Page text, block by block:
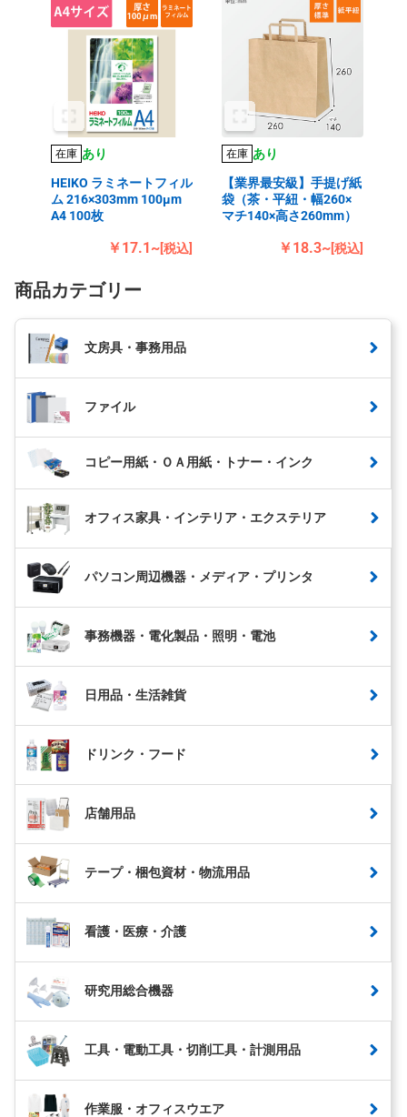
在庫 あり
HEIKO ラミネートフィル
ム 216×303mm 100μm
A4 100枚
￥17.1~[税込]
在庫 あり
【業界最安級】手提げ紙
袋（茶・平紐・幅260×
マチ140×高さ260mm）
￥18.3~[税込]
商品カテゴリー
文房具・事務用品
ファイル
コピー用紙・ＯＡ用紙・トナー・インク
オフィス家具・インテリア・エクステリア
パソコン周辺機器・メディア・プリンタ
事務機器・電化製品・照明・電池
日用品・生活雑貨
ドリンク・フード
店舗用品
テープ・梱包資材・物流用品
看護・医療・介護
研究用総合機器
工具・電動工具・切削工具・計測用品
作業服・オフィスウエア